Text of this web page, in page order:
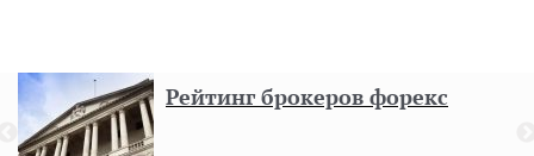
Рейтинг брокеров форекс